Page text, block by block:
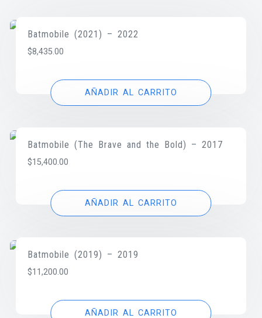
Batmobile (2021) – 2022
$8,435.00
AÑADIR AL CARRITO
Batmobile (The Brave and the Bold) – 2017
$15,400.00
AÑADIR AL CARRITO
Batmobile (2019) – 2019
$11,200.00
AÑADIR AL CARRITO